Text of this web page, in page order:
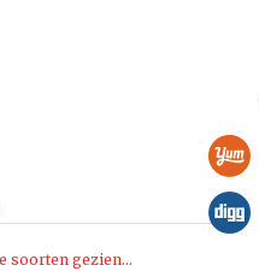
soorten gezien...